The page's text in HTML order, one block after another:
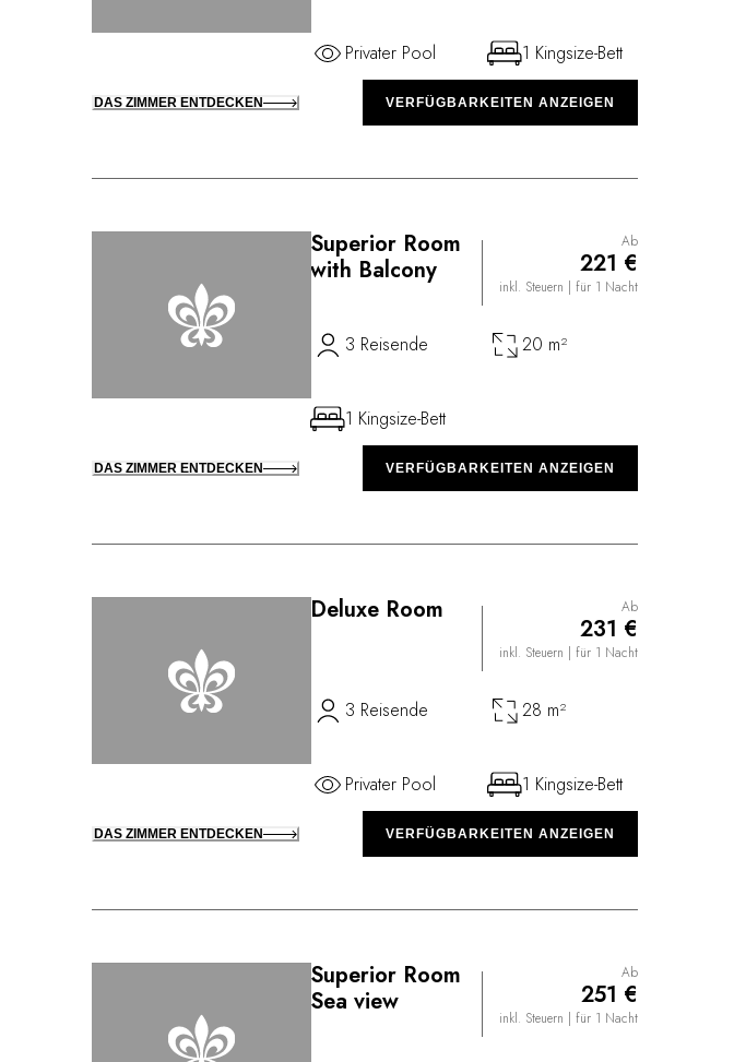
Privater Pool 1 Kingsize-Bett
DAS ZIMMER ENTDECKEN VERFÜGBARKEITEN ANZEIGEN
Superior Room
with Balcony
Ab
221 €
inkl. Steuern | für 1 Nacht
3 Reisende 20 m²
1 Kingsize-Bett
DAS ZIMMER ENTDECKEN VERFÜGBARKEITEN ANZEIGEN
Deluxe Room Ab
231 €
inkl. Steuern | für 1 Nacht
3 Reisende 28 m²
Privater Pool 1 Kingsize-Bett
DAS ZIMMER ENTDECKEN VERFÜGBARKEITEN ANZEIGEN
Superior Room
Sea view
Ab
251 €
inkl. Steuern | für 1 Nacht